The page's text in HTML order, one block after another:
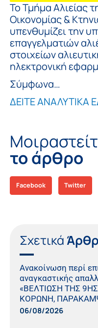
Το Τμήμα Αλιείας
Οικονομίας &
υπενθυμίζει την
επαγγελματιών
στοιχείων
ηλεκτρονική
Σύμφωνα…
ΔΕΙΤΕ ΑΝΑΛΥΤΙΚΑ
το άρθρο
Facebook Twitter
Σχετικά
Ανακοίνωση περί
αναγκαστικής
«ΒΕΛΤΙΩΣΗ ΤΗΣ
ΚΟΡΩΝΗ,
06/08/2026